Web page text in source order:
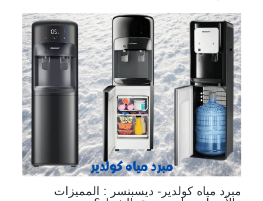
مبرد مياه كولدير- ديسبنسر : المميزات